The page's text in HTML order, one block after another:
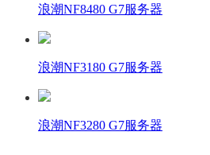
浪潮NF8480 G7服务器
浪潮NF3180 G7服务器
浪潮NF3280 G7服务器